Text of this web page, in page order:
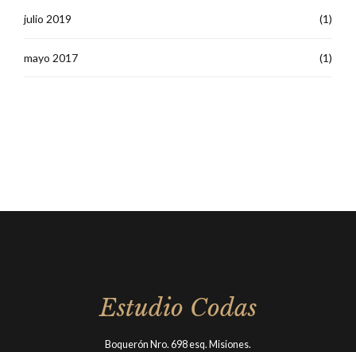
julio 2019 (1)
mayo 2017 (1)
Estudio Codas
Boquerón Nro. 698 esq. Misiones.